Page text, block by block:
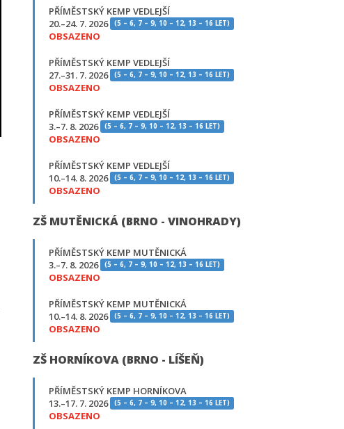
PŘÍMĚSTSKÝ KEMP VEDLEJŠÍ
20.–24. 7. 2026
(5 – 6, 7 – 9, 10 – 12, 13 – 16 LET)
OBSAZENO
PŘÍMĚSTSKÝ KEMP VEDLEJŠÍ
27.–31. 7. 2026
(5 – 6, 7 – 9, 10 – 12, 13 – 16 LET)
OBSAZENO
PŘÍMĚSTSKÝ KEMP VEDLEJŠÍ
3.–7. 8. 2026
(5 – 6, 7 – 9, 10 – 12, 13 – 16 LET)
OBSAZENO
PŘÍMĚSTSKÝ KEMP VEDLEJŠÍ
10.–14. 8. 2026
(5 – 6, 7 – 9, 10 – 12, 13 – 16 LET)
OBSAZENO
ZŠ MUTĚNICKÁ (BRNO - VINOHRADY)
PŘÍMĚSTSKÝ KEMP MUTĚNICKÁ
3.–7. 8. 2026
(5 – 6, 7 – 9, 10 – 12, 13 – 16 LET)
OBSAZENO
PŘÍMĚSTSKÝ KEMP MUTĚNICKÁ
10.–14. 8. 2026
(5 – 6, 7 – 9, 10 – 12, 13 – 16 LET)
OBSAZENO
ZŠ HORNÍKOVA (BRNO - LÍŠEŇ)
PŘÍMĚSTSKÝ KEMP HORNÍKOVA
13.–17. 7. 2026
(5 – 6, 7 – 9, 10 – 12, 13 – 16 LET)
OBSAZENO